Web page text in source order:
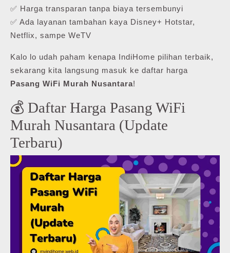
✅ Harga transparan tanpa biaya tersembunyi
✅ Ada layanan tambahan kaya Disney+ Hotstar,
Netflix, sampe WeTV
Kalo lo udah paham kenapa IndiHome pilihan terbaik,
sekarang kita langsung masuk ke daftar harga
Pasang WiFi Murah Nusantara!
💰 Daftar Harga Pasang WiFi
Murah Nusantara (Update
Terbaru)